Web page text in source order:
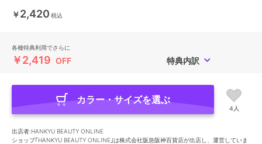
￥2,420 税込
各種特典利用でさらに
￥2,419 OFF 特典内訳
カラー・サイズを選ぶ
4人
出店者:HANKYU BEAUTY ONLINE
ショップ｢HANKYU BEAUTY ONLINE｣は株式会社阪急阪神百貨店が出店し、運営していま